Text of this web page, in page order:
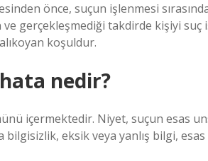
önce, suçun işlenmesi
gerçekleşmediği takdirde kişiyi suç
koşuldur.
nedir?
içermektedir. Niyet, suçun esas
eksik veya yanlış bilgi,